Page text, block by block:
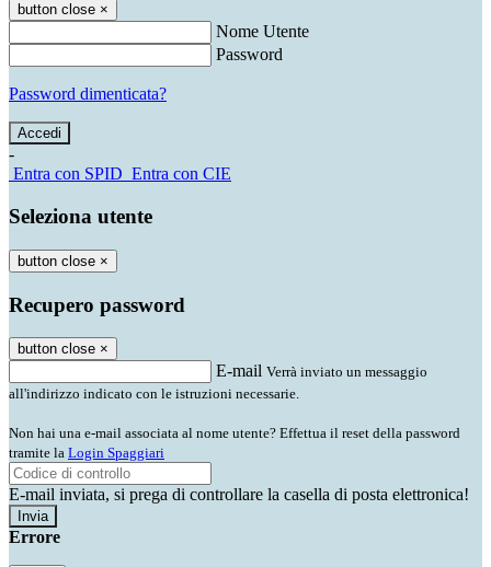
button close ×
Nome Utente
Password
Password dimenticata?
-
Entra con SPID Entra con CIE
Seleziona utente
button close ×
Recupero password
button close ×
E-mail Verrà inviato un messaggio
all'indirizzo indicato con le istruzioni necessarie.
Non hai una e-mail associata al nome utente? Effettua il reset della password
tramite la Login Spaggiari
E-mail inviata, si prega di controllare la casella di posta elettronica!
Errore